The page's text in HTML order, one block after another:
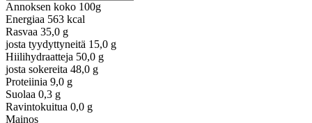
Annoksen koko 100g
Energiaa 563 kcal
Rasvaa 35,0 g
josta tyydyttyneitä 15,0 g
Hiilihydraatteja 50,0 g
josta sokereita 48,0 g
Proteiinia 9,0 g
Suolaa 0,3 g
Ravintokuitua 0,0 g
Mainos